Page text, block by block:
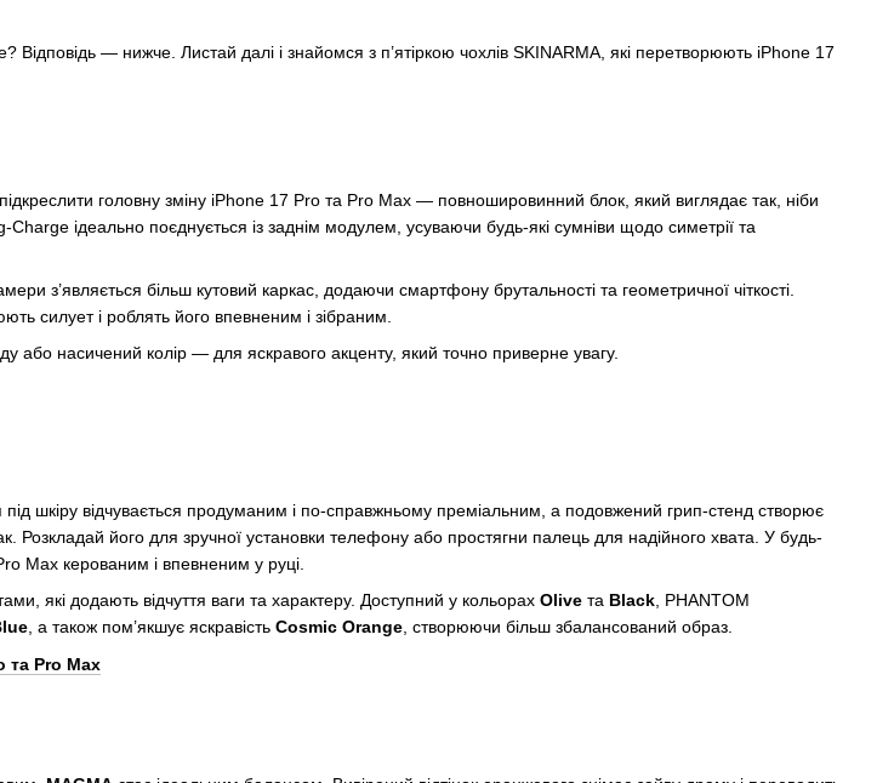
— нижче. Листай далі і знайомся з п’ятіркою чохлів SKINARMA, які перетворюють iPhone 17
підкреслити головну зміну iPhone 17 Pro та Pro Max — повношировинний блок, який виглядає так, ніби
ідеально поєднується із заднім модулем, усуваючи будь-які сумніви щодо симетрії та
з’являється більш кутовий каркас, додаючи смартфону брутальності та геометричної чіткості.
силует і роблять його впевненим і зібраним.
або насичений колір — для яскравого акценту, який точно приверне увагу.
під шкіру відчувається продуманим і по-справжньому преміальним, а подовжений грип-стенд створює
Розкладай його для зручної установки телефону або простягни палець для надійного хвата. У будь-
Max керованим і впевненим у руці.
які додають відчуття ваги та характеру. Доступний у кольорах Olive та Black, PHANTOM
, а також пом’якшує яскравість Cosmic Orange, створюючи більш збалансований образ.
та Pro Max